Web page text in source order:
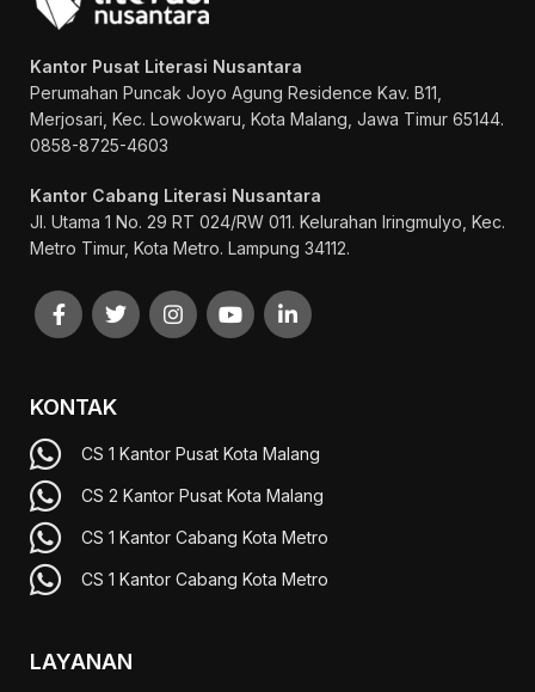
Kantor Pusat Literasi Nusantara
Perumahan Puncak Joyo Agung Residence Kav. B11,
Merjosari, Kec. Lowokwaru, Kota Malang, Jawa Timur 65144.
0858-8725-4603
Kantor Cabang Literasi Nusantara
Jl. Utama 1 No. 29 RT 024/RW 011. Kelurahan Iringmulyo, Kec.
Metro Timur, Kota Metro. Lampung 34112.
KONTAK
CS 1 Kantor Pusat Kota Malang
CS 2 Kantor Pusat Kota Malang
CS 1 Kantor Cabang Kota Metro
CS 1 Kantor Cabang Kota Metro
LAYANAN